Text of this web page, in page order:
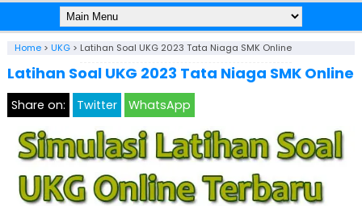
Home> UKG> Latihan Soal UKG 2023 Tata Niaga SMK Online
Latihan Soal UKG 2023 Tata Niaga SMK Online
Share on: Twitter WhatsApp